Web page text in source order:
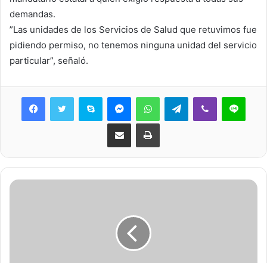
demandas.
”Las unidades de los Servicios de Salud que retuvimos fue
pidiendo permiso, no tenemos ninguna unidad del servicio
particular”, señaló.
Skype MessengerWhatsAppTelegramViber Line
Share via Email Print